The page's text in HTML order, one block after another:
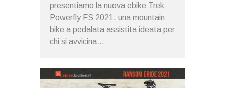
presentiamo la nuova ebike Trek
Powerfly FS 2021, una mountain
bike a pedalata assistita ideata per
chi si avvicina...